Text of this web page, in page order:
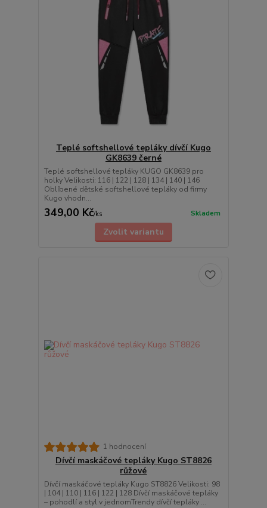
Teplé softshellové tepláky dívčí Kugo
GK8639 černé
Teplé softshellové tepláky KUGO GK8639 pro
holky Velikosti: 116 | 122 | 128 | 134 | 140 | 146
Oblíbené dětské softshellové tepláky od firmy
Kugo vhodn...
349,00 Kč/ks Skladem
Zvolit variantu
1 hodnocení
Dívčí maskáčové tepláky Kugo ST8826
růžové
Dívčí maskáčové tepláky Kugo ST8826 Velikosti: 98
| 104 | 110 | 116 | 122 | 128 Dívčí maskáčové tepláky
– pohodlí a styl v jednomTrendy dívčí tepláky ...